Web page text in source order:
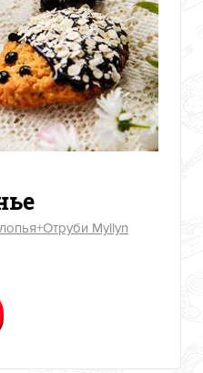
Myllyn